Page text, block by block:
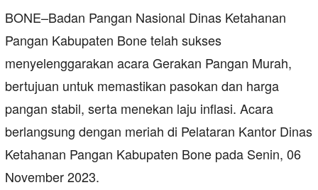
BONE–Badan Pangan Nasional Dinas Ketahanan
Pangan Kabupaten Bone telah sukses
menyelenggarakan acara Gerakan Pangan Murah,
bertujuan untuk memastikan pasokan dan harga
pangan stabil, serta menekan laju inflasi. Acara
berlangsung dengan meriah di Pelataran Kantor Dinas
Ketahanan Pangan Kabupaten Bone pada Senin, 06
November 2023.